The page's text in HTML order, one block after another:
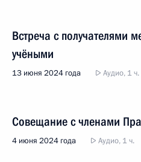
Встреча с получателями
учёными
13 июня 2024 года Аудио, 1 ч.
Совещание с членами
4 июня 2024 года Аудио, 1 ч.